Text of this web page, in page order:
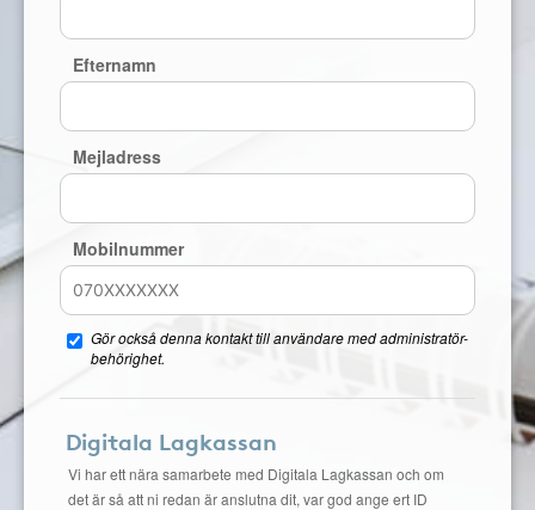
Efternamn
Mejladress
Mobilnummer
Gör också denna kontakt till användare med administratör-
behörighet.
Digitala Lagkassan
Vi har ett nära samarbete med Digitala Lagkassan och om
det är så att ni redan är anslutna dit, var god ange ert ID